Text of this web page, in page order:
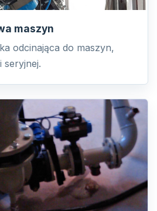
maszyn
odcinająca do maszyn,
seryjnej.